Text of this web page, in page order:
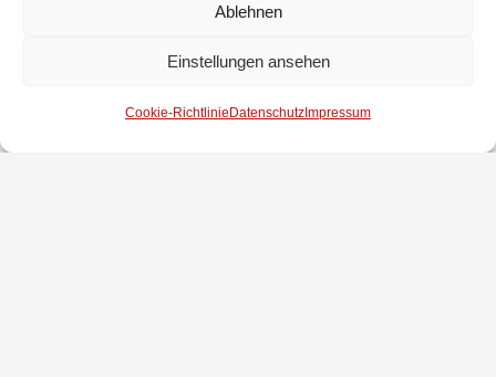
Ablehnen
Einstellungen ansehen
Cookie-Richtlinie Datenschutz Impressum
12. Fahrenhorst /